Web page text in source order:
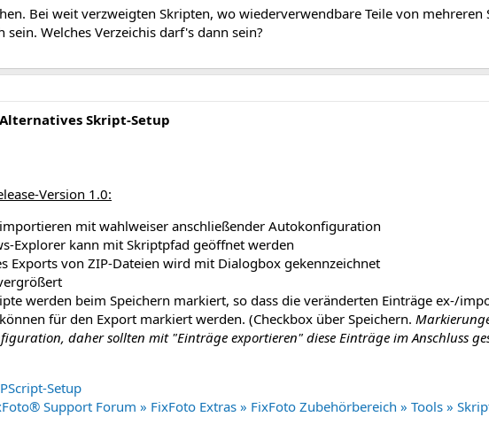
Bei weit verzweigten Skripten, wo wiederverwendbare Teile von
sein. Welches Verzeichis darf's dann sein?
Skript-Setup
Version 1.0:
mit wahlweiser anschließender Autokonfiguration
Explorer kann mit Skriptpfad geöffnet werden
Exports von ZIP-Dateien wird mit Dialogbox gekennzeichnet
werden beim Speichern markiert, so dass die veränderten Einträge ex-/
für den Export markiert werden. (Checkbox über Speichern.
daher sollten mit "Einträge exportieren" diese Einträge im Anschluss
Setup
Support Forum » FixFoto Extras » FixFoto Zubehörbereich » Tools »